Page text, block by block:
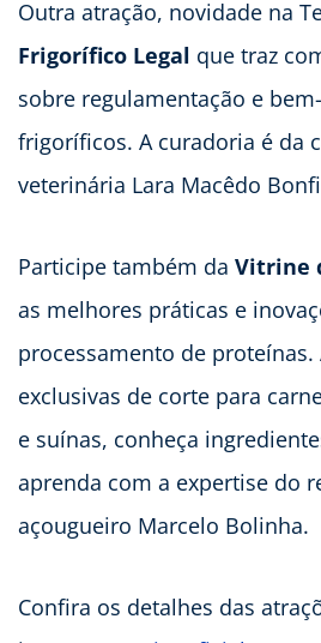
Outra atração, novidade na
Frigorífico Legal que traz
sobre regulamentação e
frigoríficos. A curadoria é da
veterinária Lara Macêdo
Participe também da Vitrine
as melhores práticas e
processamento de proteínas.
exclusivas de corte para
e suínas, conheça
aprenda com a expertise do
açougueiro Marcelo Bolinha.
Confira os detalhes das